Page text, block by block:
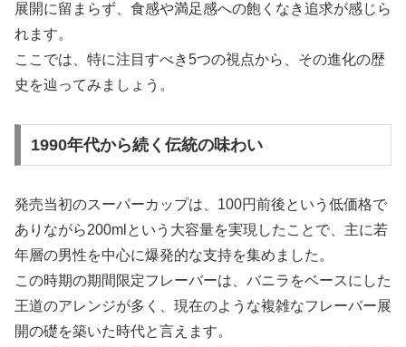
展開に留まらず、食感や満足感への飽くなき追求が感じら
れます。
ここでは、特に注目すべき5つの視点から、その進化の歴
史を辿ってみましょう。
1990年代から続く伝統の味わい
発売当初のスーパーカップは、100円前後という低価格で
ありながら200mlという大容量を実現したことで、主に若
年層の男性を中心に爆発的な支持を集めました。
この時期の期間限定フレーバーは、バニラをベースにした
王道のアレンジが多く、現在のような複雑なフレーバー展
開の礎を築いた時代と言えます。